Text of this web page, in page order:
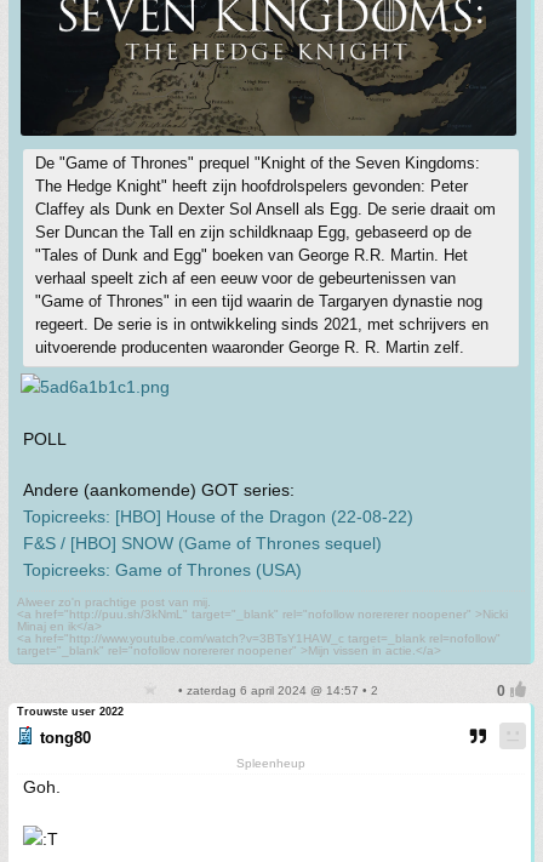
De "Game of Thrones" prequel "Knight of the Seven Kingdoms:
The Hedge Knight" heeft zijn hoofdrolspelers gevonden: Peter
Claffey als Dunk en Dexter Sol Ansell als Egg. De serie draait om
Ser Duncan the Tall en zijn schildknaap Egg, gebaseerd op de
"Tales of Dunk and Egg" boeken van George R.R. Martin. Het
verhaal speelt zich af een eeuw voor de gebeurtenissen van
"Game of Thrones" in een tijd waarin de Targaryen dynastie nog
regeert. De serie is in ontwikkeling sinds 2021, met schrijvers en
uitvoerende producenten waaronder George R. R. Martin zelf.
POLL
Andere (aankomende) GOT series:
Topicreeks: [HBO] House of the Dragon (22-08-22)
F&S / [HBO] SNOW (Game of Thrones sequel)
Topicreeks: Game of Thrones (USA)
Alweer zo'n prachtige post van mij.
<a href="http://puu.sh/3kNmL" target="_blank" rel="nofollow norererer noopener" >Nicki
Minaj en ik</a>
<a href="http://www.youtube.com/watch?v=3BTsY1HAW_c target=_blank rel=nofollow"
target="_blank" rel="nofollow norererer noopener" >Mijn vissen in actie.</a>
• zaterdag 6 april 2024 @ 14:57 • 2
Trouwste user 2022
tong80
Spleenheup
Goh.